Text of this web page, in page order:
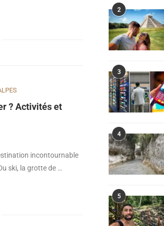
? Activités et
incontournable
ski, la grotte de …
2
3
4
5